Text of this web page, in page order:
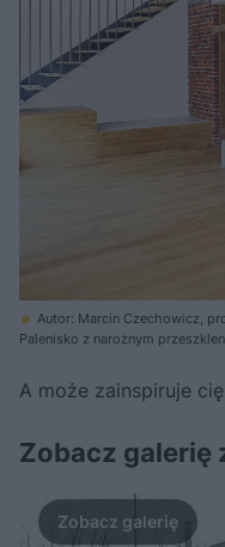
Autor: Marcin Czechowicz,
architekci, koncepcja: Barbara
Palenisko z narożnym
A może zainspiruje
Zobacz galerię